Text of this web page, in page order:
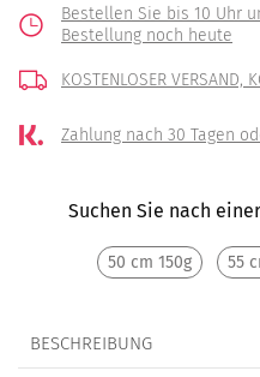
Bestellen Sie bis 10 Uhr
Bestellung noch heute
KOSTENLOSER VERSAND,
Zahlung nach 30 Tagen
Suchen Sie nach
50 cm 150g 55
BESCHREIBUNG